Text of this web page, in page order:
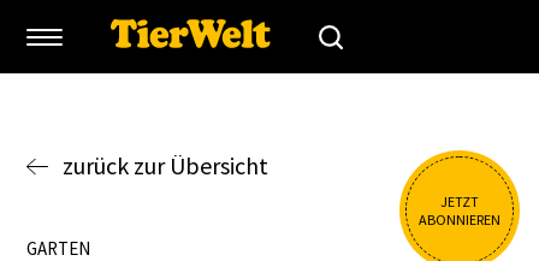
JETZT
ABONNIEREN
zurück zur Übersicht
GARTEN